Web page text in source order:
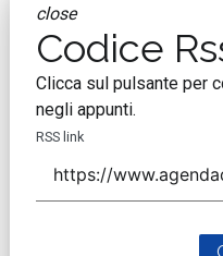
close
Codice
Clicca sul pulsante per
negli appunti.
RSS link